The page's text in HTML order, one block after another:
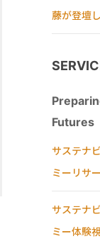
藤が登壇
Futures
サステナ
ミーリサ
サステナ
ミー体験